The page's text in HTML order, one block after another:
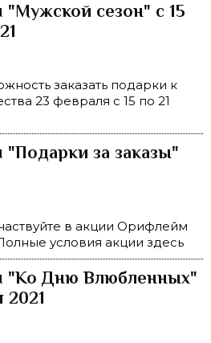
сезон" с 15
заказать подарки к
23 февраля с 15 по 21
за заказы"
в акции Орифлейм
условия акции здесь
"Ко Дню Влюбленных"
2021